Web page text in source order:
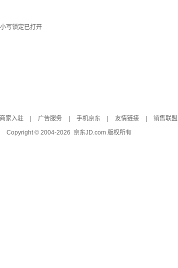
写锁定已打开
商家入驻 广告服务 手机京东 友情链接 销售联盟
Copyright © 2004-2026 京东JD.com 版权所有